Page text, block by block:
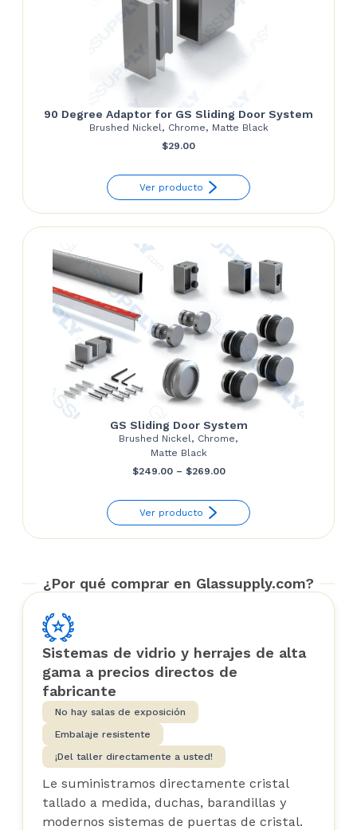
90 Degree Adaptor for GS Sliding Door System
Brushed Nickel, Chrome, Matte Black
$29.00
Ver producto
GS Sliding Door System
Brushed Nickel, Chrome,
Matte Black
$249.00 – $269.00Price
$249.00
through
Ver producto
¿Por qué comprar en Glassupply.com?
Sistemas de vidrio y herrajes de alta
gama a precios directos de
fabricante
No hay salas de exposición
Embalaje resistente
¡Del taller directamente a usted!
Le suministramos directamente cristal
tallado a medida, duchas, barandillas y
modernos sistemas de puertas de cristal.